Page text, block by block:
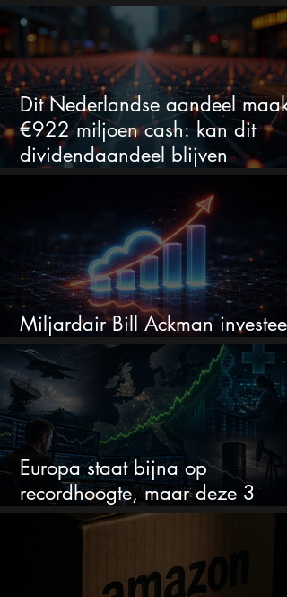
Dit Nederlandse aandeel maakt
€922 miljoen cash: kan dit
dividendaandeel blijven
verhogen?
Miljardair Bill Ackman investeert
miljarden in dit techaandeel
Europa staat bijna op
recordhoogte, maar deze 3
sectoren vallen nu op